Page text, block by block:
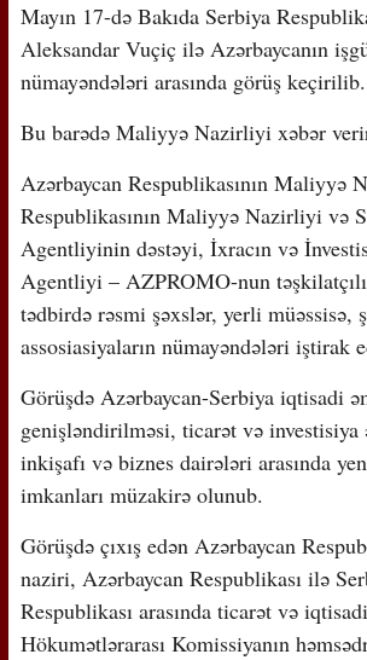
Mayın 17-də Bakıda Serbiya
Aleksandar Vuçiç ilə Azərbaycanın
nümayəndələri arasında görüş keçirilib.
Bu barədə Maliyyə Nazirliyi xəbər
Azərbaycan Respublikasının Maliyyə
Respublikasının Maliyyə Nazirliyi və
Agentliyinin dəstəyi, İxracın və
Agentliyi – AZPROMO-nun
tədbirdə rəsmi şəxslər, yerli müəssisə,
assosiasiyaların nümayəndələri iştirak
Görüşdə Azərbaycan-Serbiya iqtisadi
genişləndirilməsi, ticarət və investisiya
inkişafı və biznes dairələri arasında
imkanları müzakirə olunub.
Görüşdə çıxış edən Azərbaycan
naziri, Azərbaycan Respublikası ilə
Respublikası arasında ticarət və
Hökumətlərarası Komissiyanın